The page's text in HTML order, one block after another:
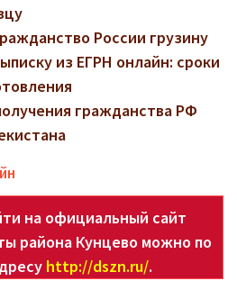
России грузину
из ЕГРН онлайн: сроки
гражданства РФ
на официальный сайт
района Кунцево можно по
http://dszn.ru/.